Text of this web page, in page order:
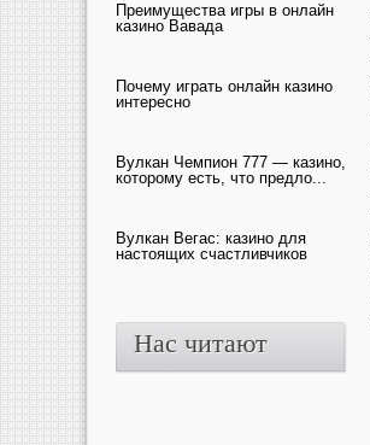
Преимущества игры в онлайн
казино Вавада
Почему играть онлайн казино
интересно
Вулкан Чемпион 777 — казино,
которому есть, что предло...
Вулкан Вегас: казино для
настоящих счастливчиков
Нас читают